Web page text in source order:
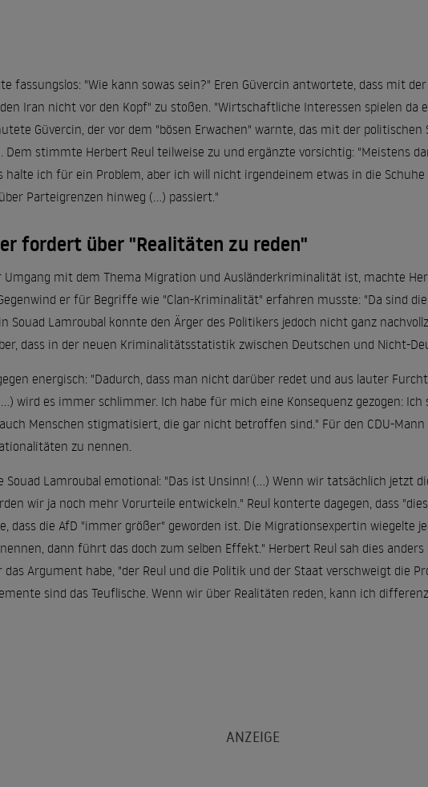
fassungslos: "Wie kann sowas sein?" Eren Güvercin antwortete, dass mit
Iran nicht vor den Kopf" zu stoßen. "Wirtschaftliche Interessen spielen da
Güvercin, der vor dem "bösen Erwachen" warnte, das mit der politischen
Dem stimmte Herbert Reul teilweise zu und ergänzte vorsichtig: "Meistens
halte ich für ein Problem, aber ich will nicht irgendeinem etwas in die Schuhe
Parteigrenzen hinweg (...) passiert."
fordert über "Realitäten zu reden"
Umgang mit dem Thema Migration und Ausländerkriminalität ist, machte
er für Begriffe wie "Clan-Kriminalität" erfahren musste: "Da sind
Souad Lamroubal konnte den Ärger des Politikers jedoch nicht ganz
dass in der neuen Kriminalitätsstatistik zwischen Deutschen und Nicht-
energisch: "Dadurch, dass man nicht darüber redet und aus lauter
wird es immer schlimmer. Ich habe für mich eine Konsequenz gezogen:
Menschen stigmatisiert, die gar nicht betroffen sind." Für den CDU-Mann
zu nennen.
Souad Lamroubal emotional: "Das ist Unsinn! (...) Wenn wir tatsächlich jetzt
wir ja noch mehr Vorurteile entwickeln." Reul konterte dagegen, dass
dass die AfD "immer größer" geworden ist. Die Migrationsexpertin wiegelte
dann führt das doch zum selben Effekt." Herbert Reul sah dies anders
Argument habe, "der Reul und die Politik und der Staat verschweigt die
sind das Teuflische. Wenn wir über Realitäten reden, kann ich